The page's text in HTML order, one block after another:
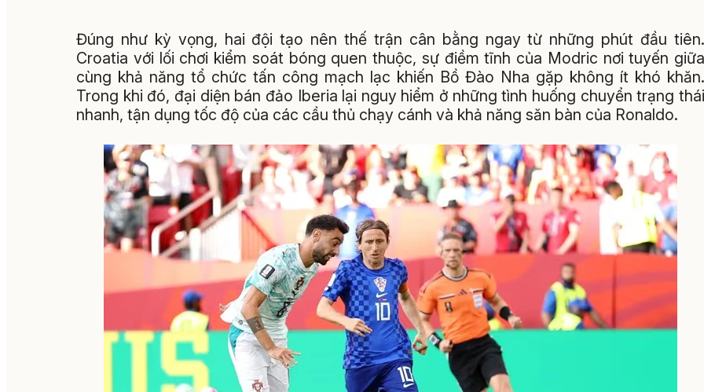
Đúng như kỳ vọng, hai đội tạo nên thế trận cân bằng ngay từ những phút đầu tiên.
Croatia với lối chơi kiểm soát bóng quen thuộc, sự điềm tĩnh của Modric nơi tuyến giữa
cùng khả năng tổ chức tấn công mạch lạc khiến Bồ Đào Nha gặp không ít khó khăn.
Trong khi đó, đại diện bán đảo Iberia lại nguy hiểm ở những tình huống chuyển trạng thái
nhanh, tận dụng tốc độ của các cầu thủ chạy cánh và khả năng săn bàn của Ronaldo.